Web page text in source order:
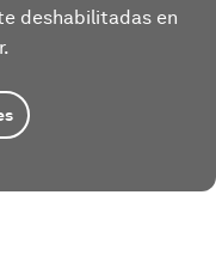
deshabilitadas en